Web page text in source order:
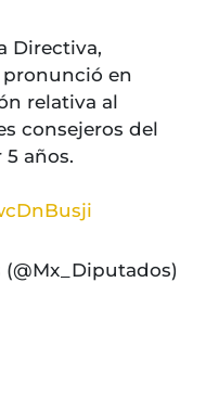
Directiva,
pronunció en
relativa al
consejeros del
5 años.